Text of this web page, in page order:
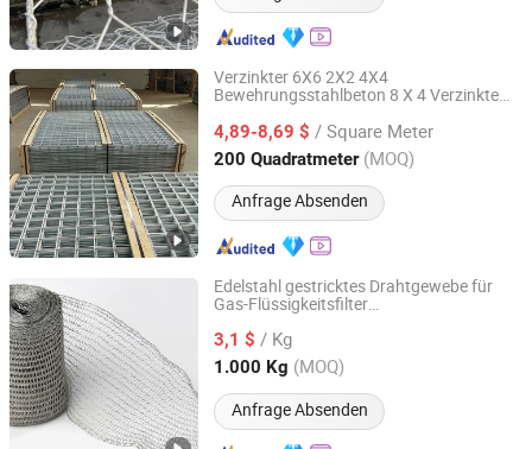
Verzinkter 6X6 2X2 4X4
Bewehrungsstahlbeton 8 X 4 Verzinkte
4,89-8,69 $ / Square Meter
200 Quadratmeter (MOQ)
Anfrage Absenden
Hebei Dunqiang Hardware Mesh Co., Ltd.
Hebei, China Seit 2012
Edelstahl gestricktes Drahtgewebe für
Gas-Flüssigkeitsfilter
3,1 $ / Kg
1.000 Kg (MOQ)
Anfrage Absenden
Tianjin Xinhaohan Building Materials Technology Co., Ltd.
Tianjin, China Seit 2025